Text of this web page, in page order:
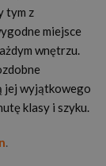
tym z
miejsce
wnętrzu.
jej wyjątkowego
klasy i szyku.
.